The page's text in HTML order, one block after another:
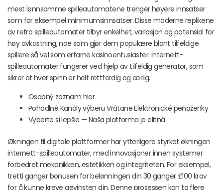
mest lønnsomme spilleautomatene trenger høyere innsatser
som for eksempel minimumsinnsatser. Disse moderne replikene
av retro spilleautomater tilbyr enkelhet, variasjon og potensial for
høy avkastning, noe som gjør dem populære blant tilfeldige
spillere så vel som erfarne kasinoentusiaster. Internett-
spilleautomater fungerer ved hjelp av tilfeldig generator, som
sikrer at hver spinn er helt rettferdig og ærlig.
Osobný zoznam hier
Pohodlné Kanály výberu Vrátane Elektronické peňaženky
Vyberte si lepšie — Naša platforma je elitná
Økningen til digitale plattformer har ytterligere styrket økningen
internett-spilleautomater, med innovasjoner innen systemer
forbedret mekanikken, estetikken og integriteten. For eksempel,
tretti ganger bonusen for belønningen din 30 ganger £100 krav
for å kunne kreve gevinsten din. Denne prosessen kan ta flere